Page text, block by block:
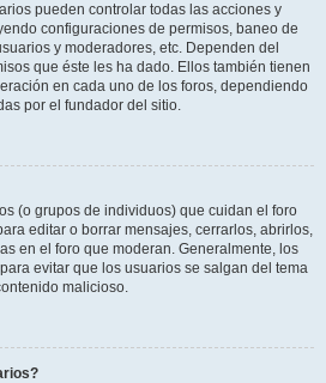
pueden controlar todas las acciones y
configuraciones de permisos, baneo de
y moderadores, etc. Dependen del
que éste les ha dado. Ellos también tienen
en cada uno de los foros, dependiendo
por el fundador del sitio.
(o grupos de individuos) que cuidan el foro
editar o borrar mensajes, cerrarlos, abrirlos,
en el foro que moderan. Generalmente, los
evitar que los usuarios se salgan del tema
malicioso.